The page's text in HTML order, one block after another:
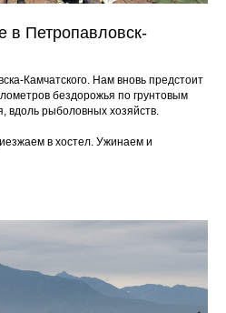
в Петропавловск-
Камчатского. Нам вновь предстоит
бездорожья по грунтовым
вдоль рыболовных хозяйств.
в хостел. Ужинаем и